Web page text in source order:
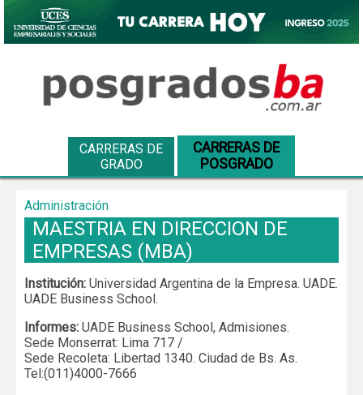
CARRERAS DE
GRADO
CARRERAS DE
POSGRADO
Administración
MAESTRIA EN DIRECCION DE
EMPRESAS (MBA)
Institución: Universidad Argentina de la Empresa. UADE.
UADE Business School.
Informes: UADE Business School, Admisiones.
Sede Monserrat: Lima 717 /
Sede Recoleta: Libertad 1340. Ciudad de Bs. As.
Tel:(011)4000-7666